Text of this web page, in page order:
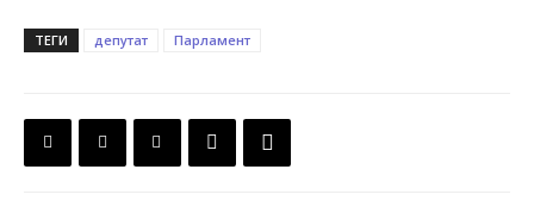
ТЕГИ депутат Парламент